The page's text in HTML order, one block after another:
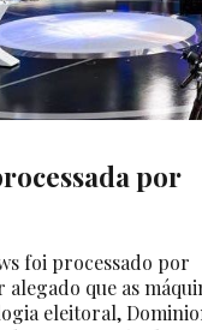
por
foi processado por
que as
eleitoral,